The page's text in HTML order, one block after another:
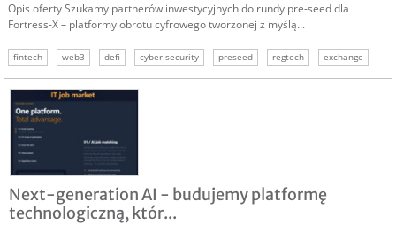
Opis oferty Szukamy partnerów inwestycyjnych do rundy pre-seed dla
Fortress-X – platformy obrotu cyfrowego tworzonej z myślą...
fintech web3 defi cyber security preseed regtech exchange
Next-generation AI - budujemy platformę
technologiczną, któr...